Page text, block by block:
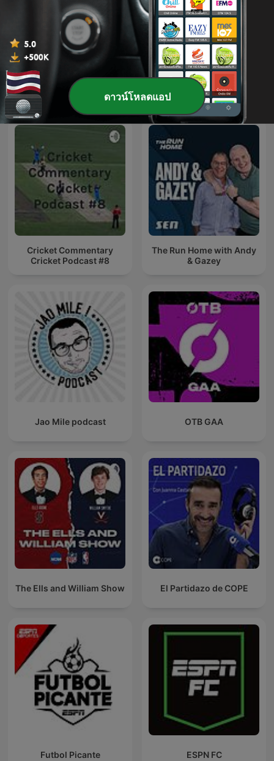
Locked On Leafs - Daily
Podcast On The Toronto
Maple Leafs
Locked On Oilers - Daily
Podcast On The
Edmonton Oilers
พอดแคสต์ กีฬา ระหว่างประเทศ
Cricket Commentary
Cricket Podcast #8
The Run Home with Andy
& Gazey
Jao Mile podcast OTB GAA
The Ells and William Show El Partidazo de COPE
Futbol Picante ESPN FC
ดาวน์โหลดแอป